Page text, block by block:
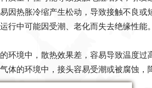
因热胀冷缩产生松动，导致接触不良或
行中可能因受潮、老化而失去绝缘性能
环境中，散热效果差，容易导致温度过
体的环境中，接头容易受潮或被腐蚀，